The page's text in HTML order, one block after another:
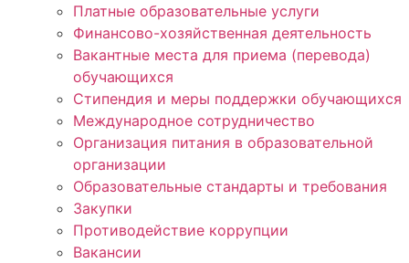
Платные образовательные услуги
Финансово-хозяйственная деятельность
Вакантные места для приема (перевода)
обучающихся
Стипендия и меры поддержки обучающихся
Международное сотрудничество
Организация питания в образовательной
организации
Образовательные стандарты и требования
Закупки
Противодействие коррупции
Вакансии